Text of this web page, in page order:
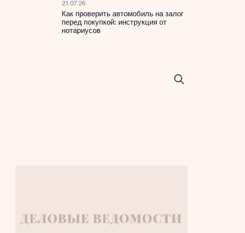
21.07.26
Как проверить автомобиль на залог
перед покупкой: инструкция от
нотариусов